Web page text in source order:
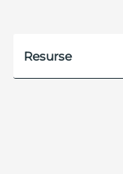
Resurse